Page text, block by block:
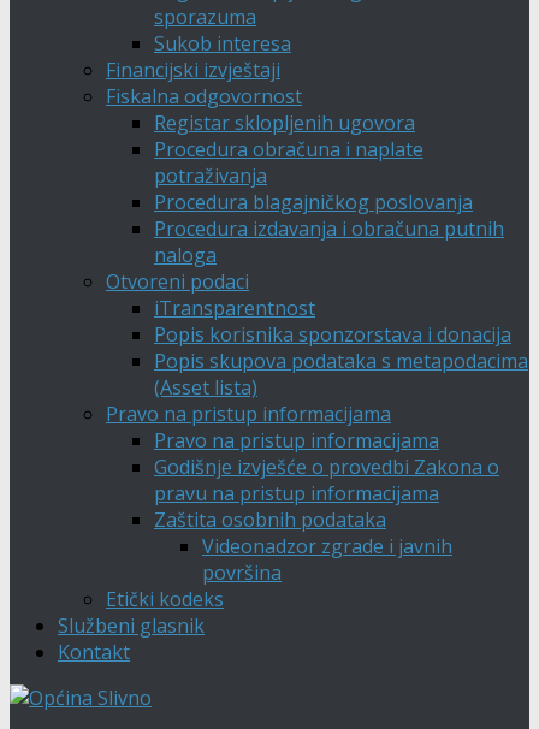
sporazuma
Sukob interesa
Financijski izvještaji
Fiskalna odgovornost
Registar sklopljenih ugovora
Procedura obračuna i naplate
potraživanja
Procedura blagajničkog poslovanja
Procedura izdavanja i obračuna putnih
naloga
Otvoreni podaci
iTransparentnost
Popis korisnika sponzorstava i donacija
Popis skupova podataka s metapodacima
(Asset lista)
Pravo na pristup informacijama
Pravo na pristup informacijama
Godišnje izvješće o provedbi Zakona o
pravu na pristup informacijama
Zaštita osobnih podataka
Videonadzor zgrade i javnih
površina
Etički kodeks
Službeni glasnik
Kontakt